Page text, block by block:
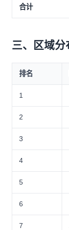
合计
三、区域分
排名
1
2
3
4
5
6
7